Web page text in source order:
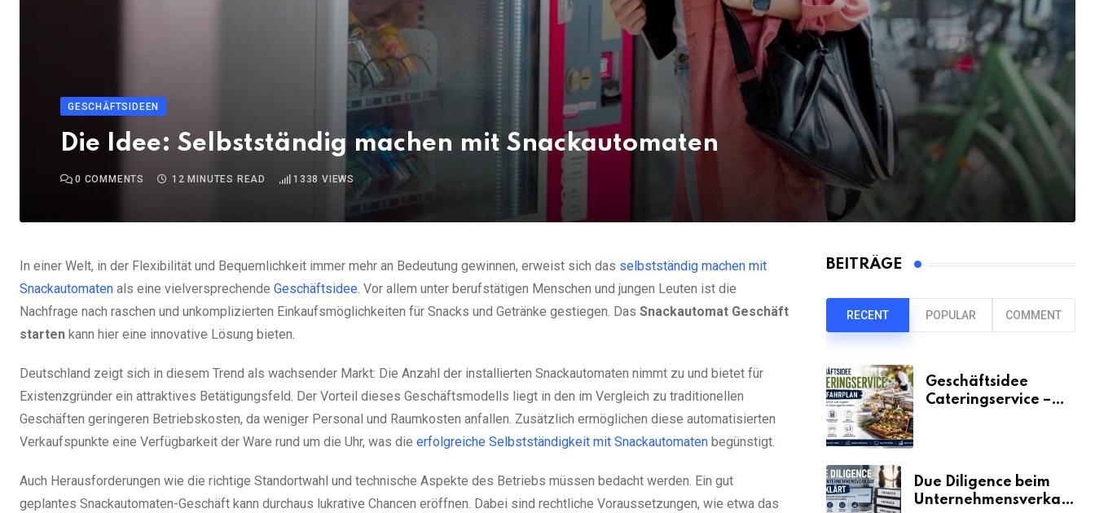
GESCHÄFTSIDEEN
Die Idee: Selbstständig machen mit Snackautomaten
0 COMMENTS 12 MINUTES READ 1338 VIEWS
In einer Welt, in der Flexibilität und Bequemlichkeit immer mehr an Bedeutung gewinnen, erweist sich das selbstständig machen mit
Snackautomaten als eine vielversprechende Geschäftsidee. Vor allem unter berufstätigen Menschen und jungen Leuten ist die
Nachfrage nach raschen und unkomplizierten Einkaufsmöglichkeiten für Snacks und Getränke gestiegen. Das Snackautomat Geschäft
starten kann hier eine innovative Lösung bieten.
Deutschland zeigt sich in diesem Trend als wachsender Markt: Die Anzahl der installierten Snackautomaten nimmt zu und bietet für
Existenzgründer ein attraktives Betätigungsfeld. Der Vorteil dieses Geschäftsmodells liegt in den im Vergleich zu traditionellen
Geschäften geringeren Betriebskosten, da weniger Personal und Raumkosten anfallen. Zusätzlich ermöglichen diese automatisierten
Verkaufspunkte eine Verfügbarkeit der Ware rund um die Uhr, was die erfolgreiche Selbstständigkeit mit Snackautomaten begünstigt.
Auch Herausforderungen wie die richtige Standortwahl und technische Aspekte des Betriebs müssen bedacht werden. Ein gut
geplantes Snackautomaten-Geschäft kann durchaus lukrative Chancen eröffnen. Dabei sind rechtliche Voraussetzungen, wie etwa das
BEITRÄGE
RECENT POPULAR COMMENT
Geschäftsidee
Cateringservice –
Due Diligence beim
Unternehmensverkauf